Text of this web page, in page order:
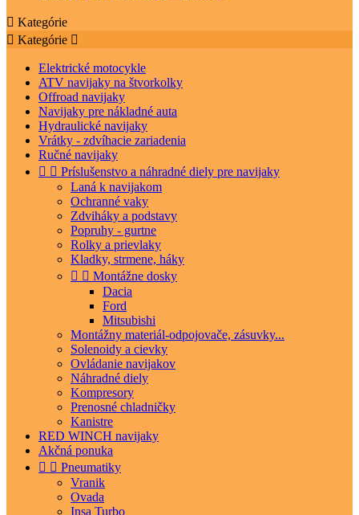
 Kategórie
 Kategórie 
Elektrické motocykle
ATV navijaky na štvorkolky
Offroad navijaky
Navijaky pre nákladné auta
Hydraulické navijaky
Vrátky - zdvíhacie zariadenia
Ručné navijaky
  Príslušenstvo a náhradné diely pre navijaky
Laná k navijakom
Ochranné vaky
Zdviháky a podstavy
Popruhy - gurtne
Rolky a prievlaky
Kladky, strmene, háky
  Montážne dosky
Dacia
Ford
Mitsubishi
Montážny materiál-odpojovače, zásuvky...
Solenoidy a cievky
Ovládanie navijakov
Náhradné diely
Kompresory
Prenosné chladničky
Kanistre
RED WINCH navijaky
Akčná ponuka
  Pneumatiky
Vranik
Ovada
Insa Turbo